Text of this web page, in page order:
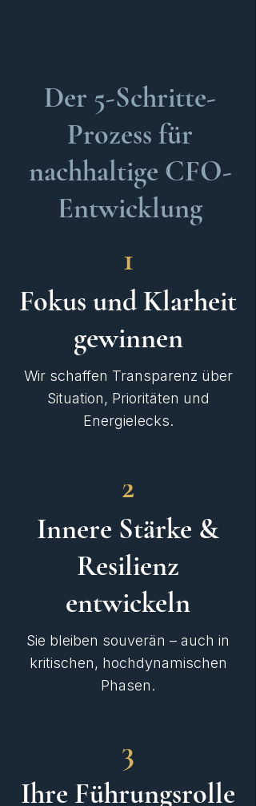
Der 5-Schritte-
Prozess für
nachhaltige CFO-
Entwicklung
1
Fokus und Klarheit
gewinnen
Wir schaffen Transparenz über
Situation, Prioritäten und
Energielecks.
2
Innere Stärke &
Resilienz
entwickeln
Sie bleiben souverän – auch in
kritischen, hochdynamischen
Phasen.
3
Ihre Führungsrolle